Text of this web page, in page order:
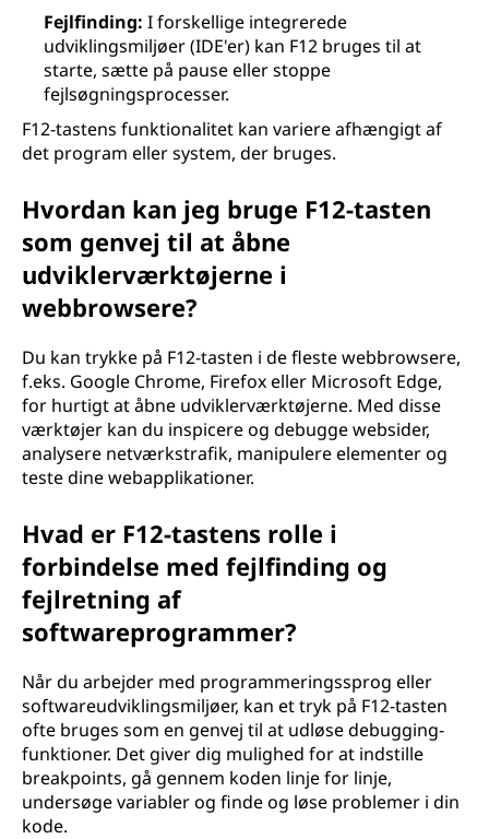
Fejlfinding: I forskellige integrerede
udviklingsmiljøer (IDE'er) kan F12 bruges til at
starte, sætte på pause eller stoppe
fejlsøgningsprocesser.
F12-tastens funktionalitet kan variere afhængigt af
det program eller system, der bruges.
Hvordan kan jeg bruge F12-tasten
som genvej til at åbne
udviklerværktøjerne i
webbrowsere?
Du kan trykke på F12-tasten i de fleste webbrowsere,
f.eks. Google Chrome, Firefox eller Microsoft Edge,
for hurtigt at åbne udviklerværktøjerne. Med disse
værktøjer kan du inspicere og debugge websider,
analysere netværkstrafik, manipulere elementer og
teste dine webapplikationer.
Hvad er F12-tastens rolle i
forbindelse med fejlfinding og
fejlretning af
softwareprogrammer?
Når du arbejder med programmeringssprog eller
softwareudviklingsmiljøer, kan et tryk på F12-tasten
ofte bruges som en genvej til at udløse debugging-
funktioner. Det giver dig mulighed for at indstille
breakpoints, gå gennem koden linje for linje,
undersøge variabler og finde og løse problemer i din
kode.